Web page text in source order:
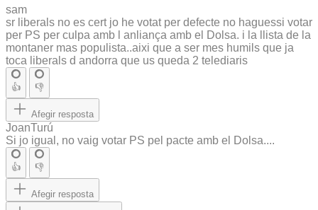
sam
sr liberals no es cert jo he votat per defecte no haguessi votar
per PS per culpa amb l anliança amb el Dolsa. i la llista de la
montaner mas populista..aixi que a ser mes humils que ja
toca liberals d andorra que us queda 2 telediaris
👍 👎
Afegir resposta
JoanTurú
Si jo igual, no vaig votar PS pel pacte amb el Dolsa....
👍 👎
Afegir resposta